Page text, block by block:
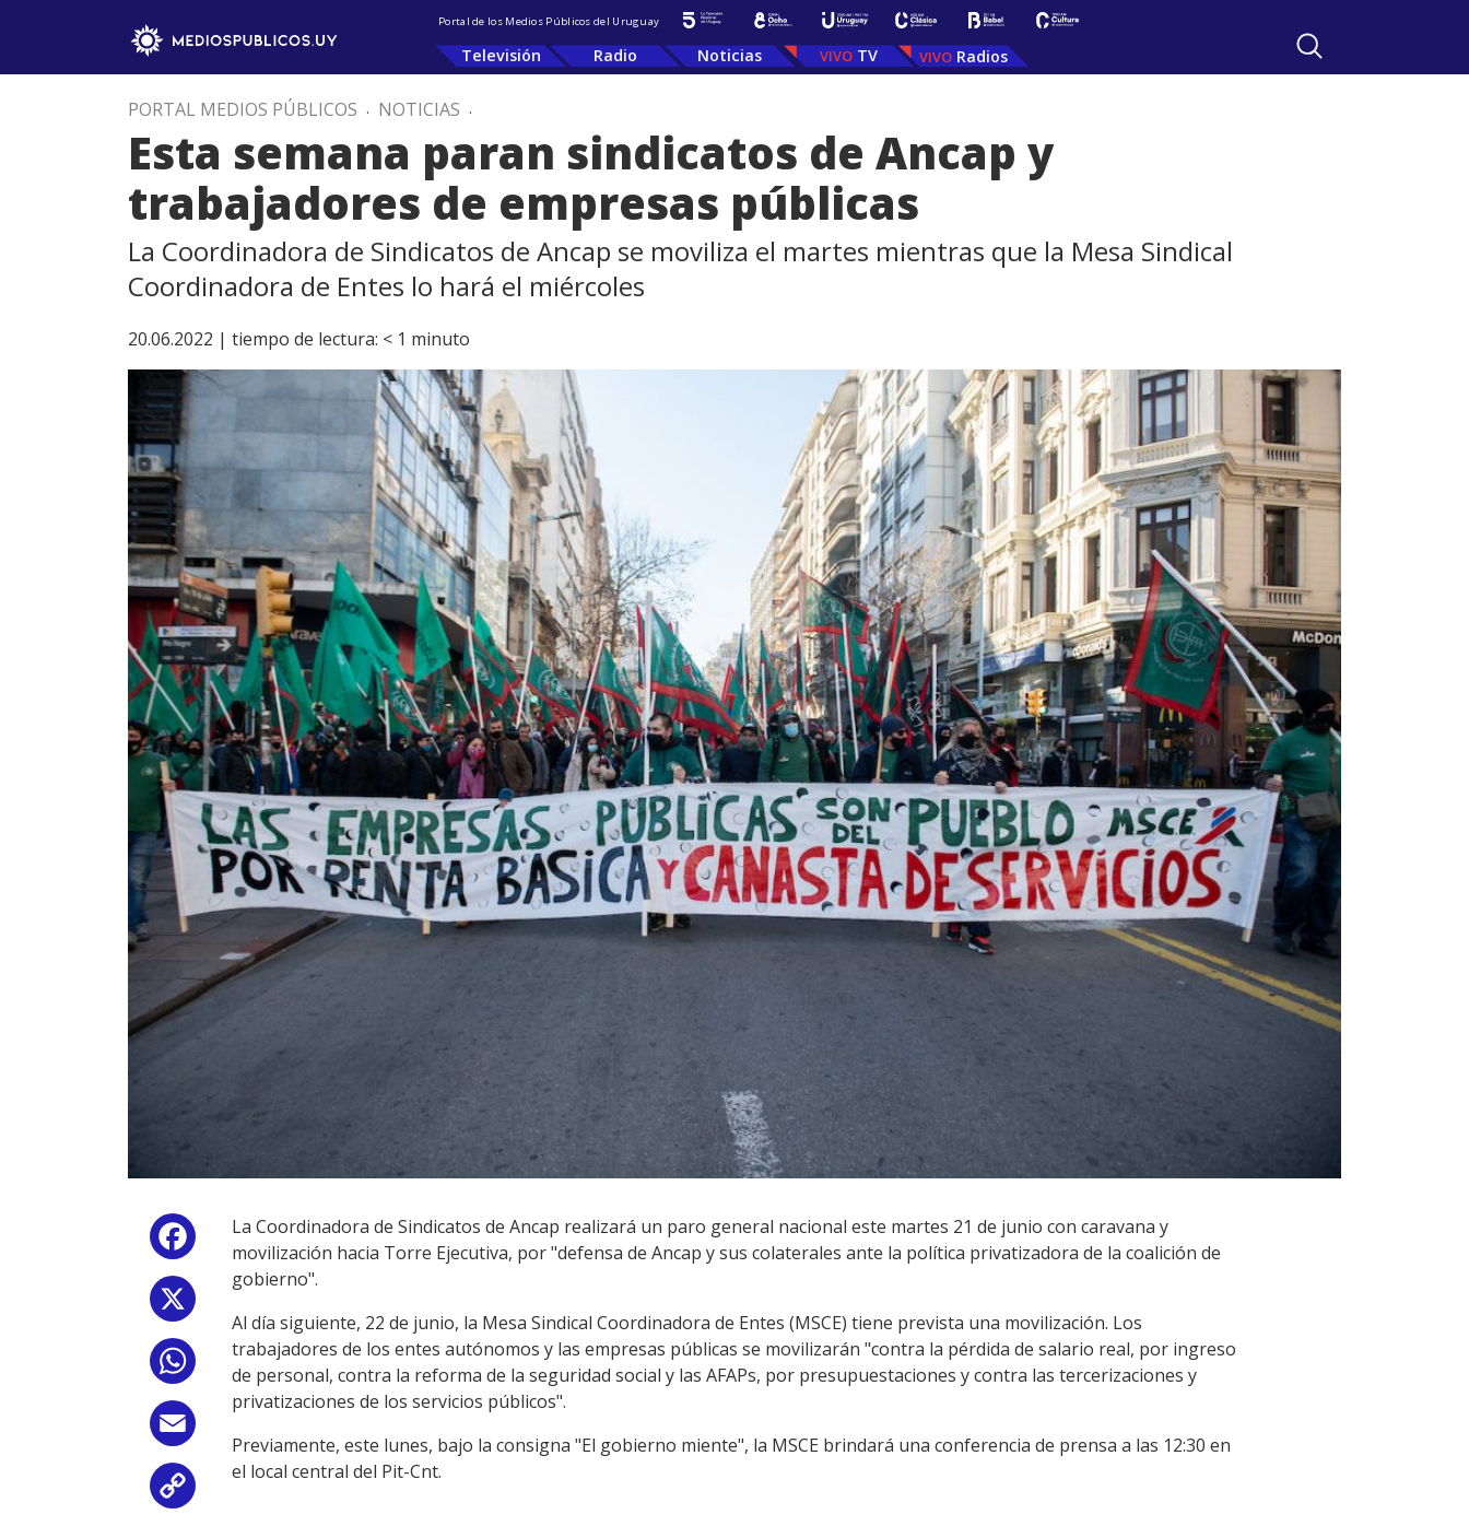
Portal de los Medios Públicos del Uruguay
Televisión Radio Noticias TV Radios
PORTAL MEDIOS PÚBLICOS . NOTICIAS .
Esta semana paran sindicatos de Ancap y
trabajadores de empresas públicas
La Coordinadora de Sindicatos de Ancap se moviliza el martes mientras que la Mesa Sindical
Coordinadora de Entes lo hará el miércoles
20.06.2022 | tiempo de lectura: < 1 minuto
Facebook
WhatsApp
La Coordinadora de Sindicatos de Ancap realizará un paro general nacional este martes 21 de junio con caravana y
movilización hacia Torre Ejecutiva, por "defensa de Ancap y sus colaterales ante la política privatizadora de la coalición de
gobierno".
Al día siguiente, 22 de junio, la Mesa Sindical Coordinadora de Entes (MSCE) tiene prevista una movilización. Los
trabajadores de los entes autónomos y las empresas públicas se movilizarán "contra la pérdida de salario real, por ingreso
de personal, contra la reforma de la seguridad social y las AFAPs, por presupuestaciones y contra las tercerizaciones y
privatizaciones de los servicios públicos".
Previamente, este lunes, bajo la consigna "El gobierno miente", la MSCE brindará una conferencia de prensa a las 12:30 en
el local central del Pit-Cnt.